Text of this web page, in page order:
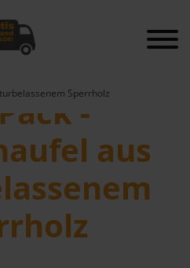
Sperrholz
-
aus